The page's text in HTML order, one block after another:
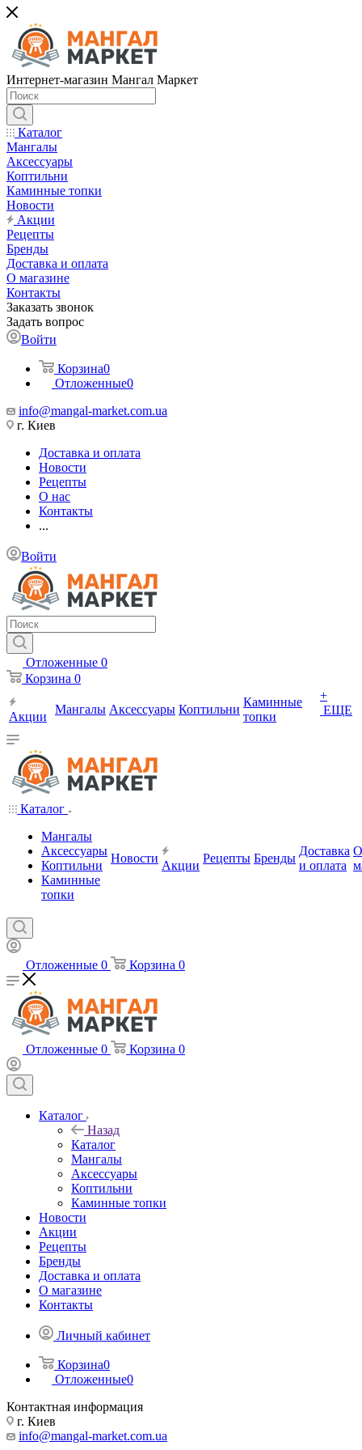
Интернет-магазин Мангал Маркет
Каталог
Мангалы
Аксессуары
Коптильни
Каминные топки
Новости
Акции
Рецепты
Бренды
Доставка и оплата
О магазине
Контакты
Заказать звонок
Задать вопрос
Войти
Корзина0
Отложенные0
info@mangal-market.com.ua
г. Киев
Доставка и оплата
Новости
Рецепты
О нас
Контакты
...
Войти
Отложенные 0
Корзина 0
Акции
Мангалы Аксессуары Коптильни
Каминные
топки
+
ЕЩЕ
Каталог
Мангалы
Аксессуары
Коптильни
Каминные
топки
Новости
Акции
Рецепты Бренды
Доставка
и оплата
О
Отложенные 0 Корзина 0
Отложенные 0 Корзина 0
Каталог
Назад
Каталог
Мангалы
Аксессуары
Коптильни
Каминные топки
Новости
Акции
Рецепты
Бренды
Доставка и оплата
О магазине
Контакты
Личный кабинет
Корзина0
Отложенные0
Контактная информация
г. Киев
info@mangal-market.com.ua